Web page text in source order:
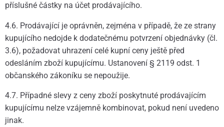
příslušné částky na účet prodávajícího.
4.6. Prodávající je oprávněn, zejména v případě, že ze strany
kupujícího nedojde k dodatečnému potvrzení objednávky (čl.
3.6), požadovat uhrazení celé kupní ceny ještě před
odesláním zboží kupujícímu. Ustanovení § 2119 odst. 1
občanského zákoníku se nepoužije.
4.7. Případné slevy z ceny zboží poskytnuté prodávajícím
kupujícímu nelze vzájemně kombinovat, pokud není uvedeno
jinak.